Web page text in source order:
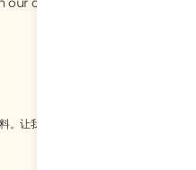
让我们帮助您制定一个计划，以最大